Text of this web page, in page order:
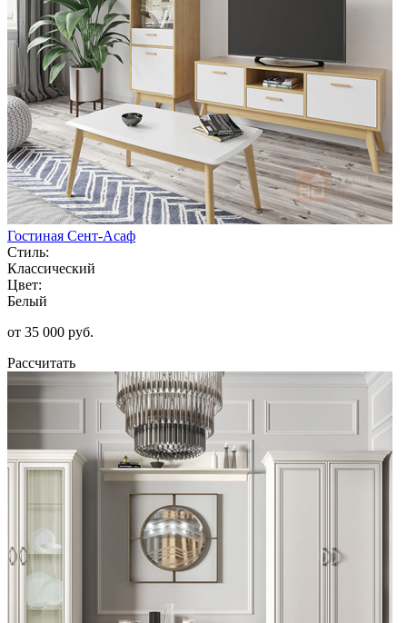
Гостиная Сент-Асаф
Стиль:
Классический
Цвет:
Белый
от 35 000 руб.
Рассчитать